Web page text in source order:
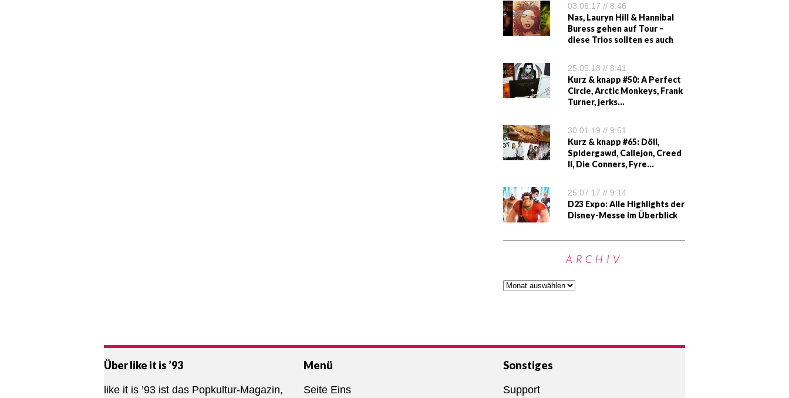
03.06.17 // 8:46
Nas, Lauryn Hill & Hannibal
Buress gehen auf Tour –
diese Trios sollten es auch
25.05.18 // 8:41
Kurz & knapp #50: A Perfect
Circle, Arctic Monkeys, Frank
Turner, jerks…
30.01.19 // 9:51
Kurz & knapp #65: Döll,
Spidergawd, Callejon, Creed
II, Die Conners, Fyre…
25.07.17 // 9:14
D23 Expo: Alle Highlights der
Disney-Messe im Überblick
ARCHIV
Über like it is ’93
like it is ’93 ist das Popkultur-Magazin,
Menü
Seite Eins
Sonstiges
Support